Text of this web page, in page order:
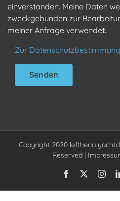
einverstanden. Meine Daten
zweckgebunden zur
meiner Anfrage verwendet.
Zur Datenschutzbestimmung
Copyright 2020 leftheria
Reserved |
Facebook